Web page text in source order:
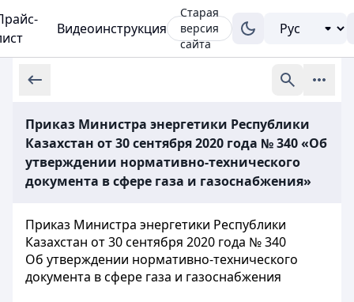
Видеоинструкция
Старая
версия
сайта
Приказ Министра энергетики Республики
Казахстан от 30 сентября 2020 года № 340 «Об
утверждении нормативно-технического
документа в сфере газа и газоснабжения»
Приказ Министра энергетики Республики
Казахстан от 30 сентября 2020 года № 340
Об утверждении нормативно-технического
документа в сфере газа и газоснабжения